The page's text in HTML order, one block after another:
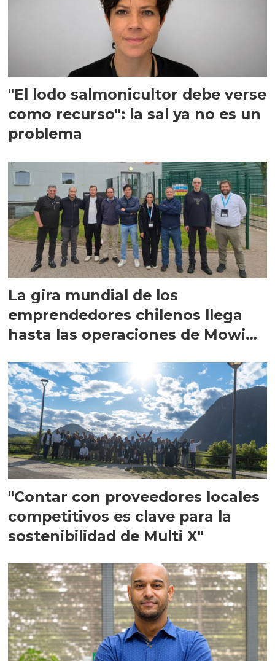
"El lodo salmonicultor debe verse
como recurso": la sal ya no es un
problema
La gira mundial de los
emprendedores chilenos llega
hasta las operaciones de Mowi
"Contar con proveedores locales
competitivos es clave para la
sostenibilidad de Multi X"